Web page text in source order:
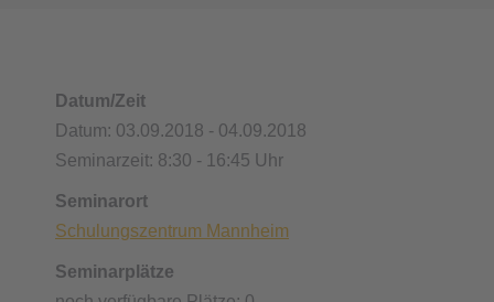
Datum/Zeit
Datum: 03.09.2018 - 04.09.2018
Seminarzeit: 8:30 - 16:45 Uhr
Seminarort
Schulungszentrum Mannheim
Seminarplätze